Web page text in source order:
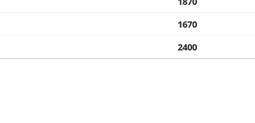
1670
2400